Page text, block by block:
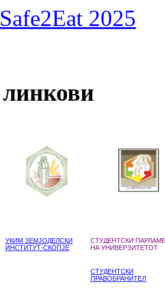
2025
УКИМ ЗЕМЈОДЕЛСКИ
ИНСТИТУТ-СКОПЈЕ
СТУДЕНТСКИ
НА УНИВЕРЗИТЕТОТ
СТУДЕНТСКИ
ПРАВОБРАНИТЕЛ